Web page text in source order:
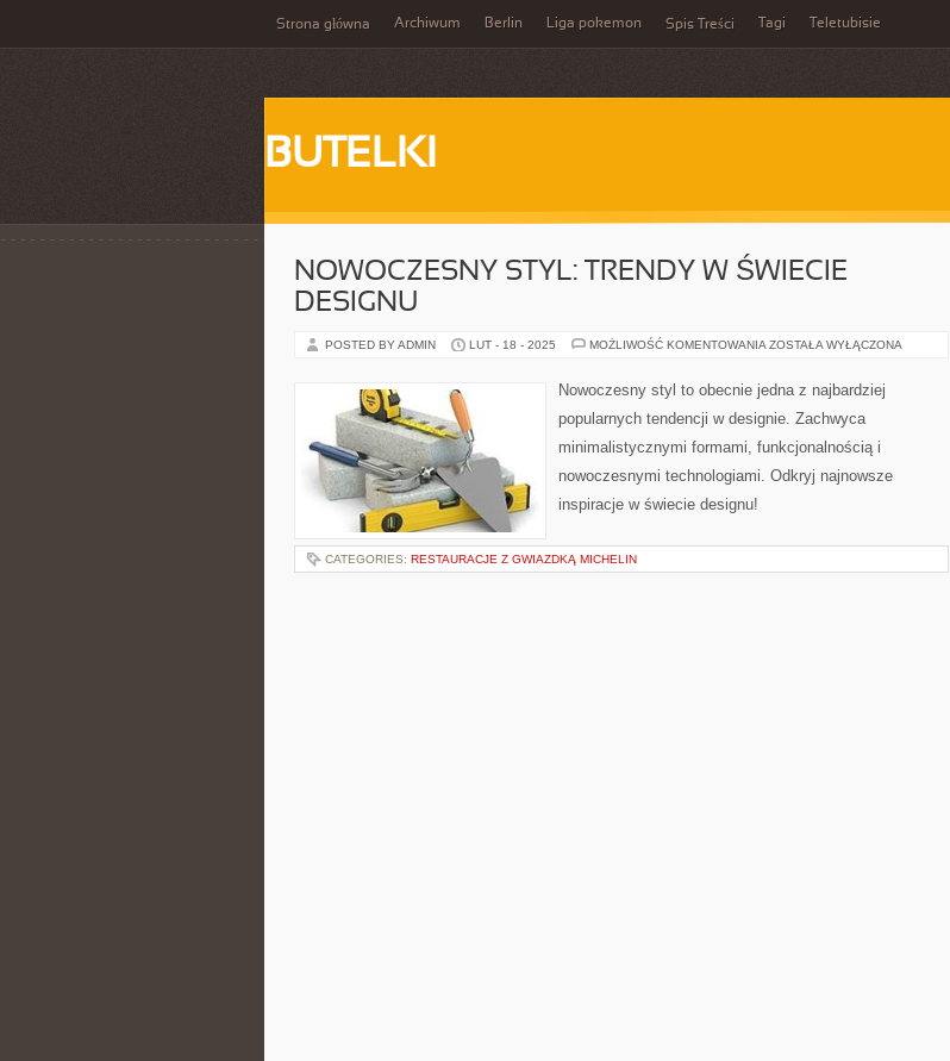
Strona główna Archiwum Berlin Liga pokemon Spis Treści Tagi Teletubisie
BUTELKI
NOWOCZESNY STYL: TRENDY W ŚWIECIE
DESIGNU
POSTED BY ADMIN LUT - 18 - 2025 MOŻLIWOŚĆ KOMENTOWANIA NOWOCZESNY
W
ŚWIECIE
ZOSTAŁA WYŁĄCZONA
Nowoczesny styl to obecnie jedna z najbardziej
popularnych tendencji w designie. Zachwyca
minimalistycznymi formami, funkcjonalnością i
nowoczesnymi technologiami. Odkryj najnowsze
inspiracje w świecie designu!
CATEGORIES: RESTAURACJE Z GWIAZDKĄ MICHELIN